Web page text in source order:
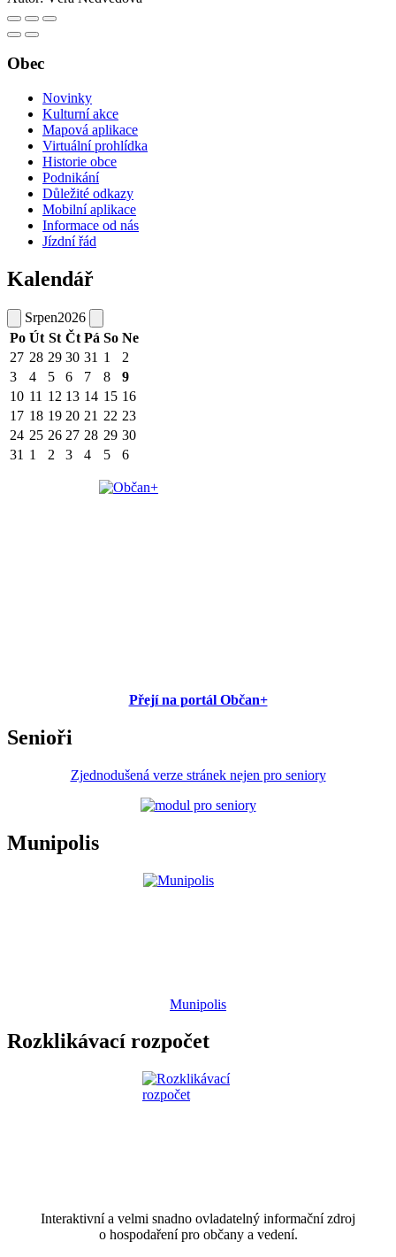
Obec
Novinky
Kulturní akce
Mapová aplikace
Virtuální prohlídka
Historie obce
Podnikání
Důležité odkazy
Mobilní aplikace
Informace od nás
Jízdní řád
Kalendář
Srpen2026
Po Út St Čt Pá So Ne
27 28 29 30 31 1
2
3
4 5 6 7 8
9
10 11 12 13 14 15 16
17 18 19 20 21 22 23
24 25 26 27 28 29 30
31 1 2 3 4 5 6
Přejí na portál Občan+
Senioři
Zjednodušená verze stránek nejen pro seniory
Munipolis
Munipolis
Rozklikávací rozpočet
Interaktivní a velmi snadno ovladatelný informační zdroj
o hospodaření pro občany a vedení.